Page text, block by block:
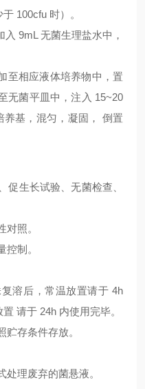
100cfu 时）。
9mL 无菌生理盐水中，
相应液体培养物中，置
无菌平皿中，注入 15~20
基，混匀，凝固， 倒置
促生长试验、无菌检查、
照。
制。
溶后，常温放置请于 4h
请于 24h 内使用完毕。
存条件存放。
理废弃的菌悬液。